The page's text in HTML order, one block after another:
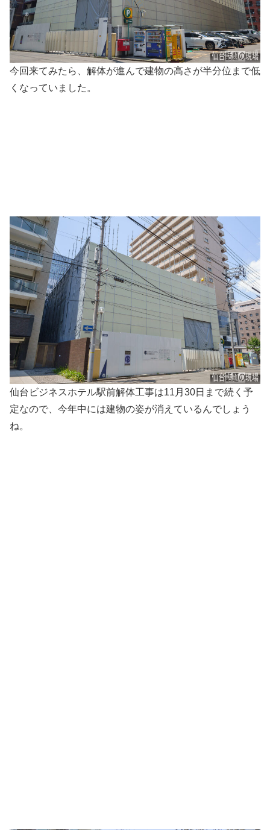
今回来てみたら、解体が進んで建物の高さが半分位まで低
くなっていました。
仙台ビジネスホテル駅前解体工事は11月30日まで続く予
定なので、今年中には建物の姿が消えているんでしょう
ね。